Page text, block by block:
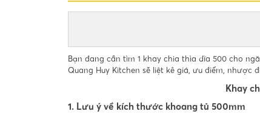
Bạn đang cần tìm 1 khay chia thìa dĩa 500 cho
Quang Huy Kitchen sẽ liệt kê giá, ưu điểm, nhược
Khay
1. Lưu ý về kích thước khoang tủ 500mm